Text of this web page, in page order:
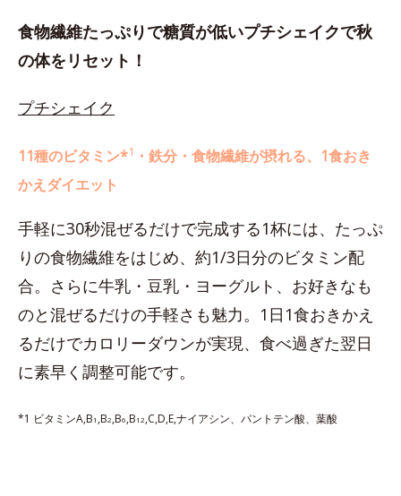
食物繊維たっぷりで糖質が低いプチシェイクで秋
の体をリセット！
プチシェイク
11種のビタミン*1 ・鉄分・食物繊維が摂れる、1食おき
かえダイエット
手軽に30秒混ぜるだけで完成する1杯には、たっぷ
りの食物繊維をはじめ、約1/3日分のビタミン配
合。さらに牛乳・豆乳・ヨーグルト、お好きなも
のと混ぜるだけの手軽さも魅力。1日1食おきかえ
るだけでカロリーダウンが実現、食べ過ぎた翌日
に素早く調整可能です。
*1 ビタミンA,B1 ,B2,B6,B12,C,D,E,ナイアシン、パントテン酸、葉酸